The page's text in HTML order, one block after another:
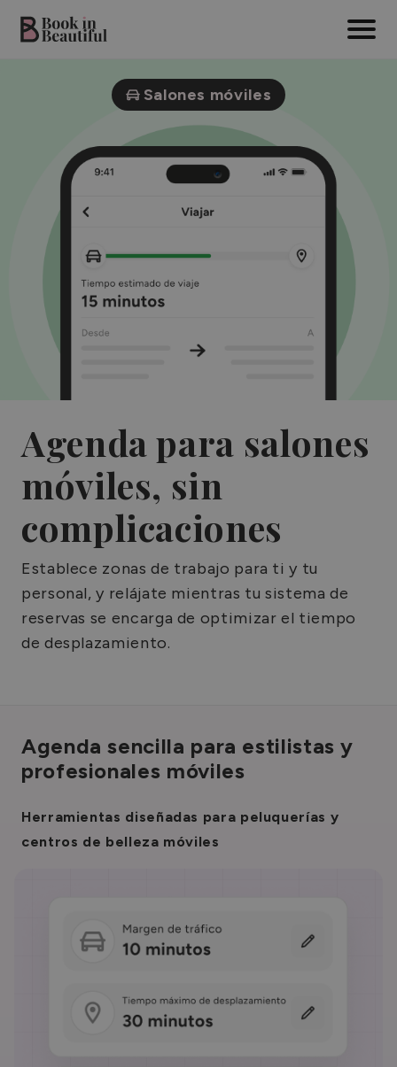
Agenda para salones
móviles, sin
complicaciones
Establece zonas de trabajo para ti y tu
personal, y relájate mientras tu sistema de
reservas se encarga de optimizar el tiempo
de desplazamiento.
Salones móviles
Agenda sencilla para estilistas y
profesionales móviles
Herramientas diseñadas para peluquerías y
centros de belleza móviles